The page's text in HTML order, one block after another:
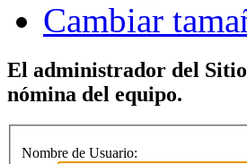
Cambiar
El administrador del
nómina del equipo.
Nombre de Usuario: